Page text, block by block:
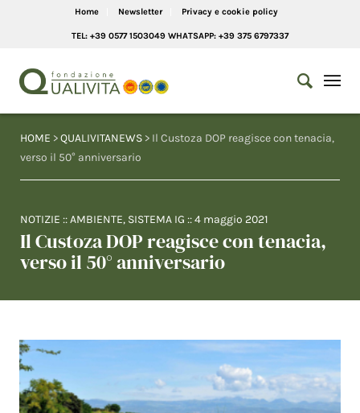
Home Newsletter Privacy e cookie policy
TEL: +39 0577 1503049 WHATSAPP: +39 375 6797337
HOME >QUALIVITANEWS > Il Custoza DOP reagisce con tenacia,
verso il 50° anniversario
NOTIZIE ::AMBIENTE, SISTEMA IG ::4 maggio 2021
Il Custoza DOP reagisce con tenacia,
verso il 50° anniversario